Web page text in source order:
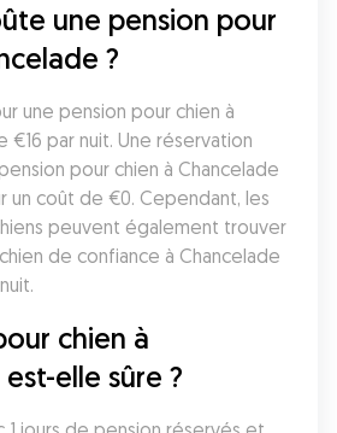
une pension pour
?
une pension pour chien à
€16 par nuit. Une réservation
pour chien à Chancelade
un coût de €0. Cependant, les
peuvent également trouver
de confiance à Chancelade
chien à
elle sûre ?